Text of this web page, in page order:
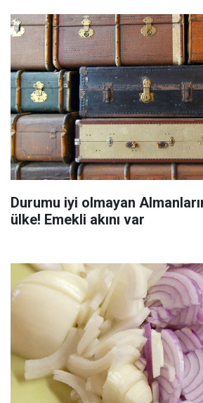
Durumu iyi olmayan
ülke! Emekli akını var